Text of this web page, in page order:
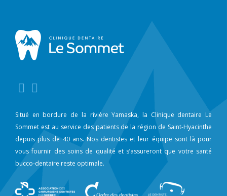
Situé en bordure de la rivière Yamaska, la Clinique dentaire Le
Sommet est au service des patients de la région de Saint-Hyacinthe
depuis plus de 40 ans. Nos dentistes et leur équipe sont là pour
vous fournir des soins de qualité et s’assureront que votre santé
bucco-dentaire reste optimale.